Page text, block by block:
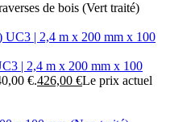
de bois (Vert traité)
| 2,4 m x 200 mm x 100
€.426,00 €Le prix actuel